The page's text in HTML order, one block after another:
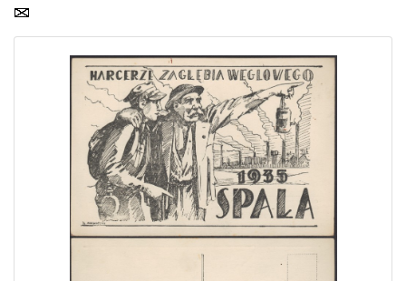
Current auction
Recent result
Regulation